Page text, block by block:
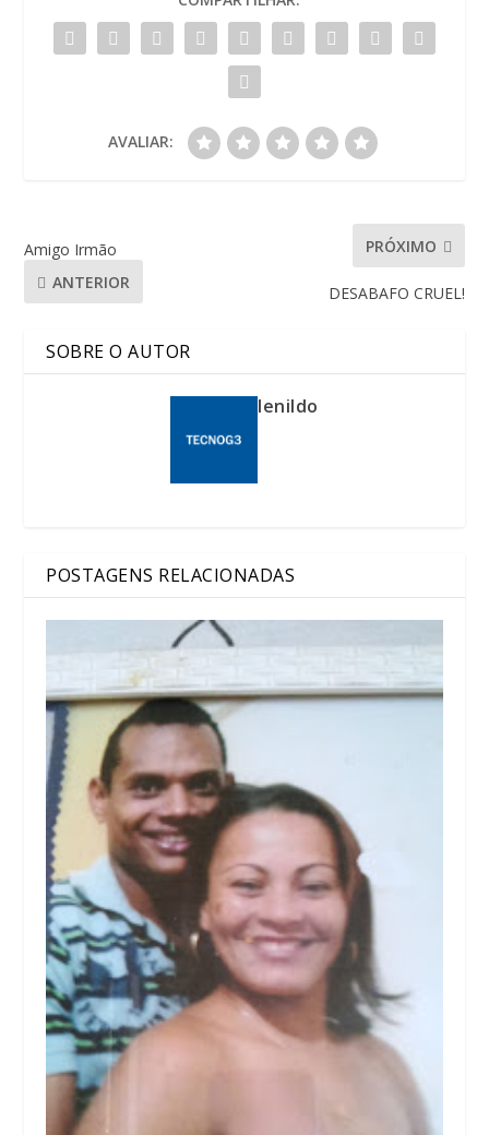
AVALIAR:
Amigo Irmão
ANTERIOR
PRÓXIMO
DESABAFO CRUEL!
SOBRE O AUTOR
lenildo
POSTAGENS RELACIONADAS